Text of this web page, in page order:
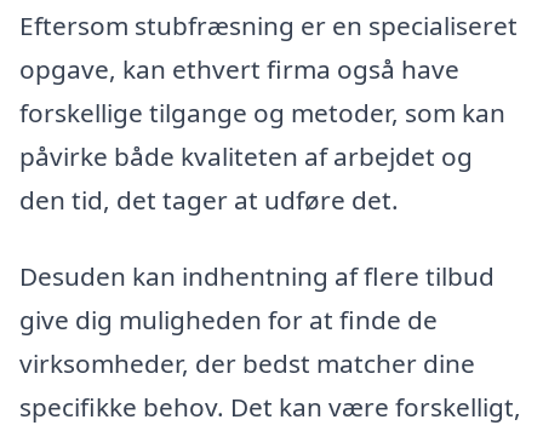
Eftersom stubfræsning er en specialiseret
opgave, kan ethvert firma også have
forskellige tilgange og metoder, som kan
påvirke både kvaliteten af arbejdet og
den tid, det tager at udføre det.
Desuden kan indhentning af flere tilbud
give dig muligheden for at finde de
virksomheder, der bedst matcher dine
specifikke behov. Det kan være forskelligt,